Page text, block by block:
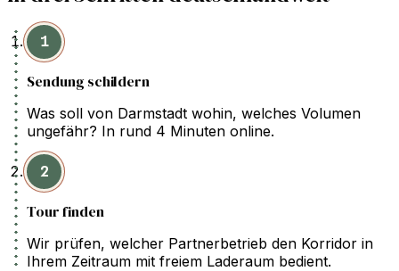
1
Sendung schildern
Was soll von Darmstadt wohin, welches Volumen
ungefähr? In rund 4 Minuten online.
2
Tour finden
Wir prüfen, welcher Partnerbetrieb den Korridor in
Ihrem Zeitraum mit freiem Laderaum bedient.